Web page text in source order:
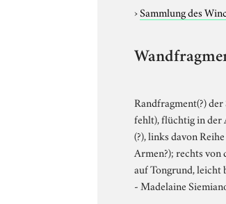
›Sammlung des
Randfragment(?)
fehlt), flüchtig in der
(?), links davon
Armen?); rechts
auf Tongrund, leicht
- Madelaine